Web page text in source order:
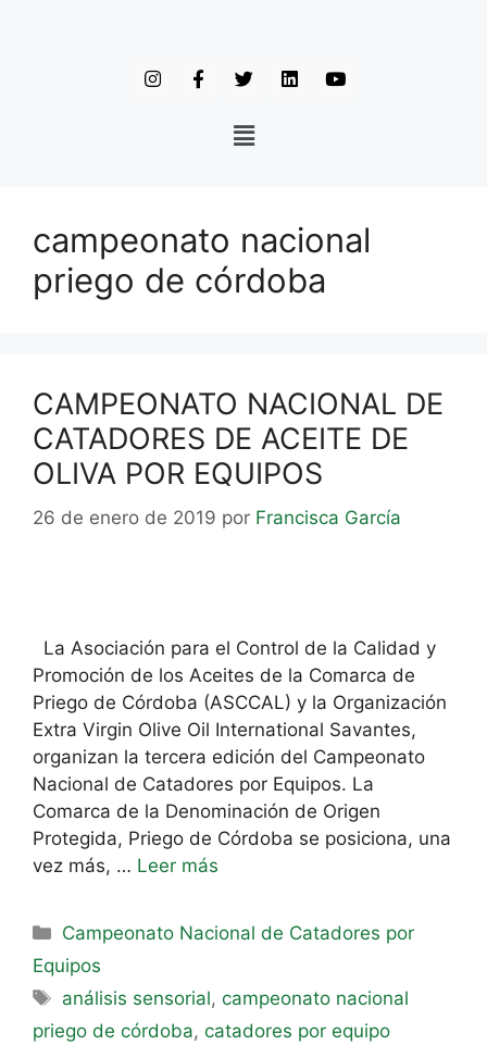
campeonato nacional
priego de córdoba
CAMPEONATO NACIONAL DE
CATADORES DE ACEITE DE
OLIVA POR EQUIPOS
26 de enero de 2019 por Francisca García
La Asociación para el Control de la Calidad y
Promoción de los Aceites de la Comarca de
Priego de Córdoba (ASCCAL) y la Organización
Extra Virgin Olive Oil International Savantes,
organizan la tercera edición del Campeonato
Nacional de Catadores por Equipos. La
Comarca de la Denominación de Origen
Protegida, Priego de Córdoba se posiciona, una
vez más, … Leer más
Campeonato Nacional de Catadores por
Equipos
análisis sensorial,campeonato nacional
priego de córdoba, catadores por equipo